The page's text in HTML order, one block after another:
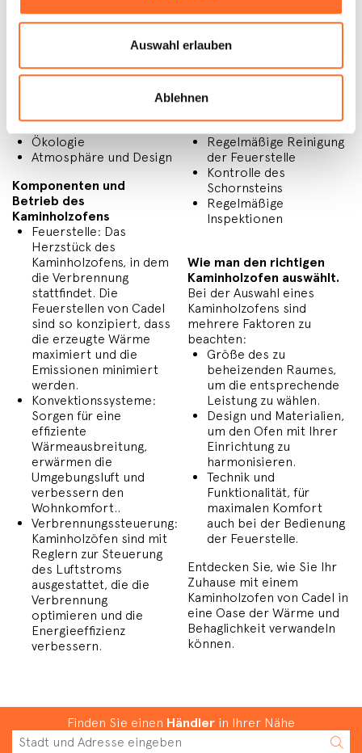
Auswahl erlauben
Ablehnen
die jedoch dank der
Technologieneinen
modernen Touch verleiht.
Schauen wir uns gemeinsam
Energieeffizienz
Ökologie
Atmosphäre und Design
Komponenten und
Betrieb des
Kaminholzofens
Feuerstelle: Das
Herzstück des
Kaminholzofens, in dem
die Verbrennung
stattfindet. Die
Feuerstellen von Cadel
sind so konzipiert, dass
die erzeugte Wärme
maximiert und die
Emissionen minimiert
werden.
Konvektionssysteme:
Sorgen für eine
effiziente
Wärmeausbreitung,
erwärmen die
Umgebungsluft und
verbessern den
Wohnkomfort..
Verbrennungssteuerung:
Kaminholzöfen sind mit
Reglern zur Steuerung
des Luftstroms
ausgestattet, die die
Verbrennung
optimieren und die
Energieeffizienz
verbessern.
Um eine lange Lebensdauer
Betrieb Ihres
Kaminholzofens zu
gewährleisten, ist es
wichtig, einige einfache
beachten:
Regelmäßige Reinigung
der Feuerstelle
Kontrolle des
Schornsteins
Regelmäßige
Inspektionen
Wie man den richtigen
Kaminholzofen auswählt.
Bei der Auswahl eines
Kaminholzofens sind
mehrere Faktoren zu
beachten:
Größe des zu
beheizenden Raumes,
um die entsprechende
Leistung zu wählen.
Design und Materialien,
um den Ofen mit Ihrer
Einrichtung zu
harmonisieren.
Technik und
Funktionalität, für
maximalen Komfort
auch bei der Bedienung
der Feuerstelle.
Entdecken Sie, wie Sie Ihr
Zuhause mit einem
Kaminholzofen von Cadel in
eine Oase der Wärme und
Behaglichkeit verwandeln
können.
Finden Sie einen Händler in Ihrer Nähe